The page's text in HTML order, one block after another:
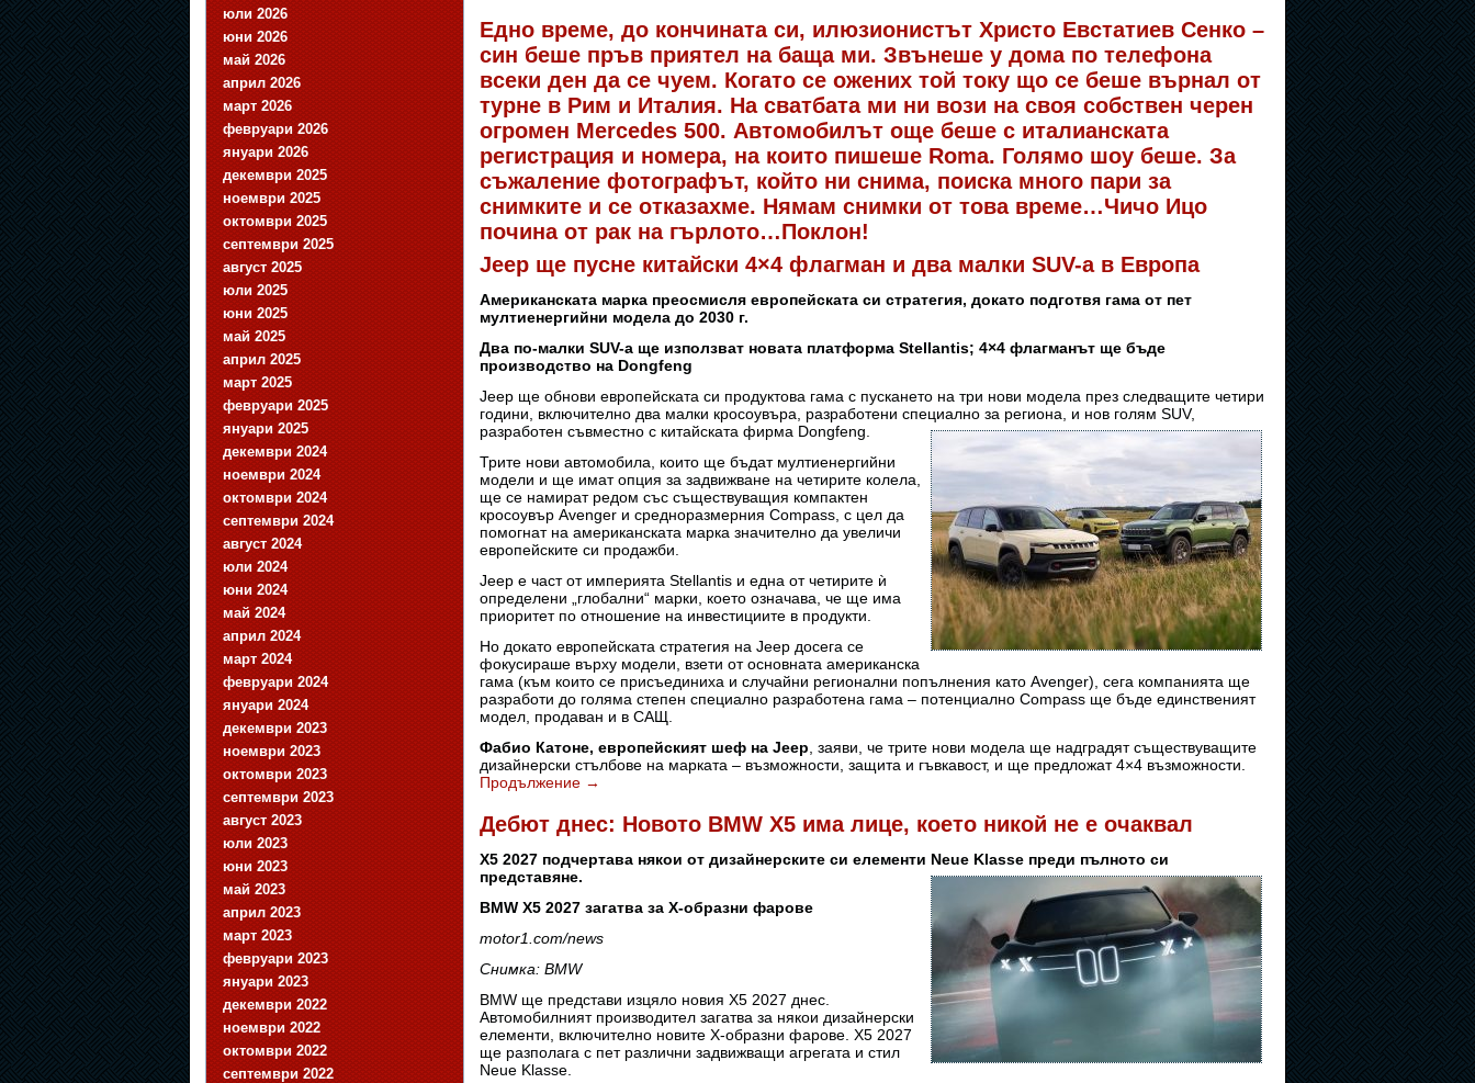
юли 2026
юни 2026
май 2026
април 2026
март 2026
февруари 2026
януари 2026
декември 2025
ноември 2025
октомври 2025
септември 2025
август 2025
юли 2025
юни 2025
май 2025
април 2025
март 2025
февруари 2025
януари 2025
декември 2024
ноември 2024
октомври 2024
септември 2024
август 2024
юли 2024
юни 2024
май 2024
април 2024
март 2024
февруари 2024
януари 2024
декември 2023
ноември 2023
октомври 2023
септември 2023
август 2023
юли 2023
юни 2023
май 2023
април 2023
март 2023
февруари 2023
януари 2023
декември 2022
ноември 2022
октомври 2022
септември 2022
Едно време, до кончината си, илюзионистът Христо Евстатиев Сенко –
син беше пръв приятел на баща ми. Звънеше у дома по телефона
всеки ден да се чуем. Когато се ожених той току що се беше върнал от
турне в Рим и Италия. На сватбата ми ни вози на своя собствен черен
огромен Mercedes 500. Автомобилът още беше с италианската
регистрация и номера, на които пишеше Roma. Голямо шоу беше. За
съжаление фотографът, който ни снима, поиска много пари за
снимките и се отказахме. Нямам снимки от това време…Чичо Ицо
почина от рак на гърлото…Поклон!
Jeep ще пусне китайски 4×4 флагман и два малки SUV-а в Европа
Американската марка преосмисля европейската си стратегия, докато подготвя гама от пет
мултиенергийни модела до 2030 г.
Два по-малки SUV-а ще използват новата платформа Stellantis; 4×4 флагманът ще бъде
производство на Dongfeng
Jeep ще обнови европейската си продуктова гама с пускането на три нови модела през следващите четири
години, включително два малки кросоувъра, разработени специално за региона, и нов голям SUV,
разработен съвместно с китайската фирма Dongfeng.
Трите нови автомобила, които ще бъдат мултиенергийни
модели и ще имат опция за задвижване на четирите колела,
ще се намират редом със съществуващия компактен
кросоувър Avenger и средноразмерния Compass, с цел да
помогнат на американската марка значително да увеличи
европейските си продажби.
Jeep е част от империята Stellantis и една от четирите ѝ
определени „глобални“ марки, което означава, че ще има
приоритет по отношение на инвестициите в продукти.
Но докато европейската стратегия на Jeep досега се
фокусираше върху модели, взети от основната американска
гама (към които се присъединиха и случайни регионални попълнения като Avenger), сега компанията ще
разработи до голяма степен специално разработена гама – потенциално Compass ще бъде единственият
модел, продаван и в САЩ.
Фабио Катоне, европейският шеф на Jeep , заяви, че трите нови модела ще надградят съществуващите
дизайнерски стълбове на марката – възможности, защита и гъвкавост, и ще предложат 4×4 възможности.
Продължение →
Дебют днес: Новото BMW X5 има лице, което никой не е очаквал
X5 2027 подчертава някои от дизайнерските си елементи Neue Klasse преди пълното си
представяне.
BMW X5 2027 загатва за X-образни фарове
motor1.com/news
Снимка: BMW
BMW ще представи изцяло новия X5 2027 днес.
Автомобилният производител загатва за някои дизайнерски
елементи, включително новите X-образни фарове. X5 2027
ще разполага с пет различни задвижващи агрегата и стил
Neue Klasse.